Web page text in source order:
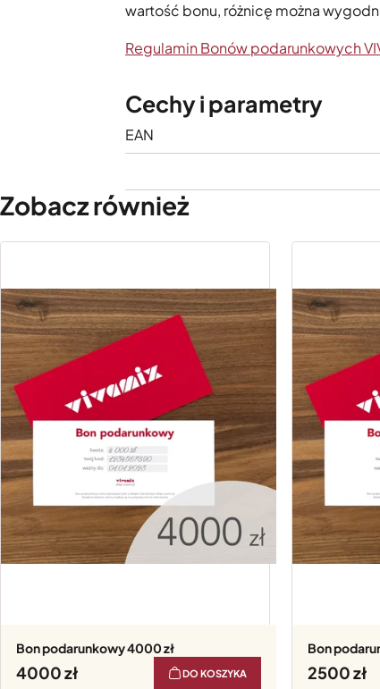
wartość bonu, różnicę można
Regulamin Bonów podarunkowych
Cechy i parametry
EAN
Zobacz również
Bon podarunkowy 4000 zł
4000 DO KOSZYKA
Bon
2500